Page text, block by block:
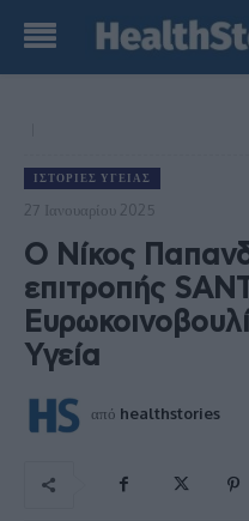
ΙΣΤΟΡΊΕΣ ΥΓΕΊΑΣ
27 Ιανουαρίου 2025
Ο Νίκος
επιτροπής
Υγεία
από healthstories